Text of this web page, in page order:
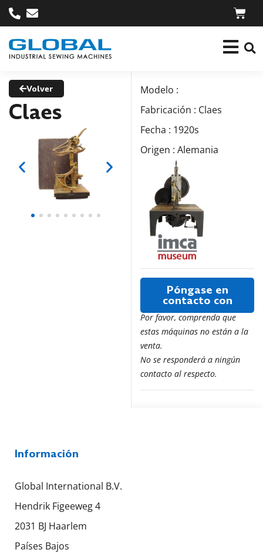
Volver
Claes
Modelo :
Fabricación : Claes
Fecha : 1920s
Origen : Alemania
Por favor, comprenda que
estas máquinas no están a la
venta.
No se responderá a ningún
contacto al respecto.
Póngase en
contacto con
Información
Global International B.V.
Hendrik Figeeweg 4
2031 BJ Haarlem
Países Bajos